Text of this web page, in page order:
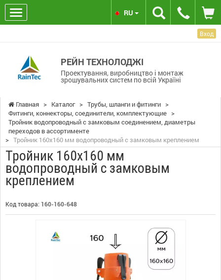
Вход
РЕЙН ТЕХНОЛОДЖІ
Проектування, виробництво і монтаж
зрошувальних систем по всій Україні
RU
Главная > Каталог > Трубы, шланги и фитинги >
Фитинги, коннекторы, соединители, комплектующие >
Тройник водопроводный с замковым соединением, диаметры
переходов в ассортименте
> Тройник 160х160 мм водопроводный с замковым креплением
Тройник 160х160 мм
водопроводный с замковым
креплением
Код товара: 160-160-648